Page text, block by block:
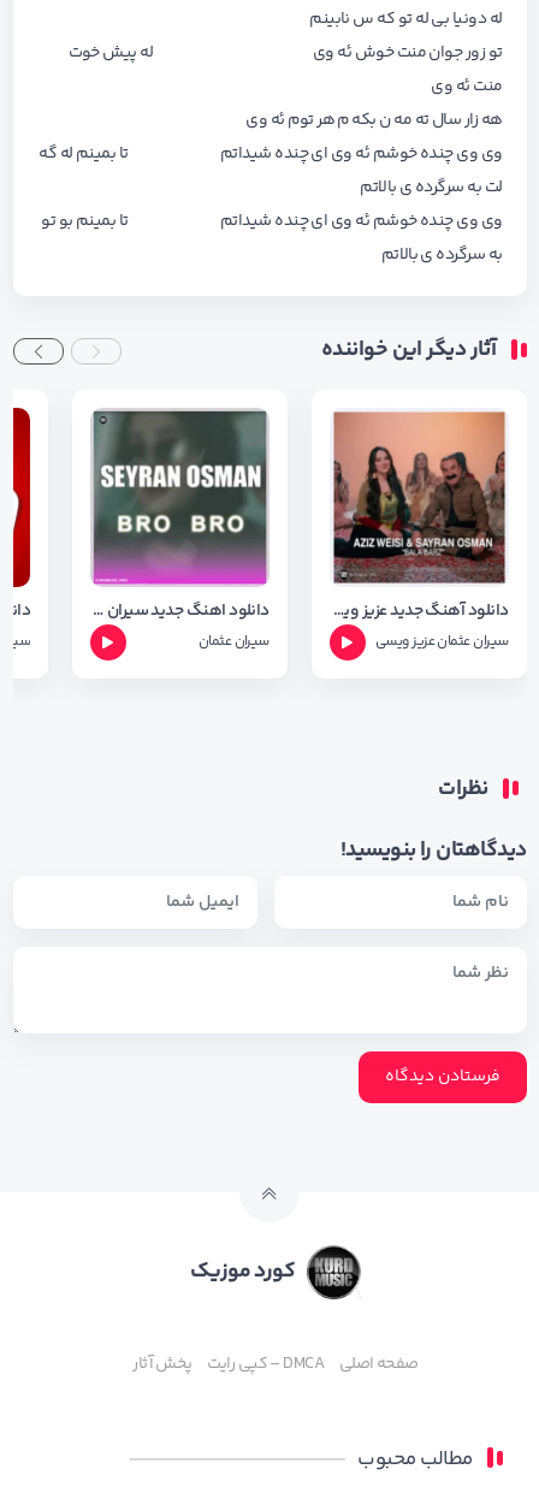
له دونیا بی له تو که س نابینم
تو زور جوان منت خوش ئه وی له پیش خوت
منت ئه وی
هه زار سال ته مه ن بکه م هر توم ئه وی
وی وی چنده خوشم ئه وی ای چنده شیداتم تا بمینم له گه
لت به سرگرده ی بالاتم
وی وی چنده خوشم ئه وی ای چنده شیداتم تا بمینم بو تو
به سرگرده ی بالاتم
آثار دیگر این خواننده
دانلود آهنگ جدید عزیز ویسی و سیران عوسمان به نام بالا برز
سیران عثمانعزیز ویسی
دانلود اهنگ جدید سیران عثمان به نام برو برو + شعر اهنگ
سیران عثمان
نظرات
دیدگاهتان را بنویسید!
کورد موزیک
صفحه اصلی DMCA – کپی رایت پخش آثار
مطالب محبوب